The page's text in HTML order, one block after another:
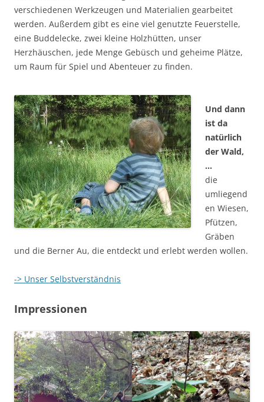
verschiedenen Werkzeugen und Materialien gearbeitet
werden. Außerdem gibt es eine viel genutzte Feuerstelle,
eine Buddelecke, zwei kleine Holzhütten, unser
Herzhäuschen, jede Menge Gebüsch und geheime Plätze,
um Raum für Spiel und Abenteuer zu finden.
Und dann
ist da
natürlich
der Wald,
…
die
umliegend
en Wiesen,
Pfützen,
Gräben
und die Berner Au, die entdeckt und erlebt werden wollen.
-> Unser Selbstverständnis
Impressionen